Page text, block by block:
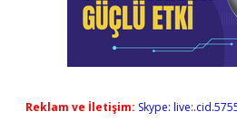
Reklam ve İletişim: Skype: